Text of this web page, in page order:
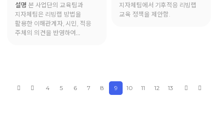
가능한 기후적응 교육과정 및
전문 강사 양성을 제안함.
설명 본 사업단의 교육팀과
지자체팀은 리빙랩 방법을
활용한 이해관계자, 시민, 적응
주체의 의견을 반영하여
지자체팀에서 기후적응 리빙랩
교육 정책을 제안함.
4 5 6 7 8 9 10 11 12 13